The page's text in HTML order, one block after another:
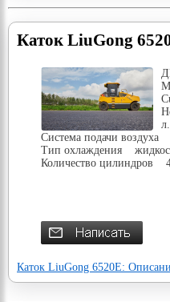
Каток LiuGong
Система подачи воздуха
Тип охлаждения
Количество цилиндров
Каток LiuGong 6520E: